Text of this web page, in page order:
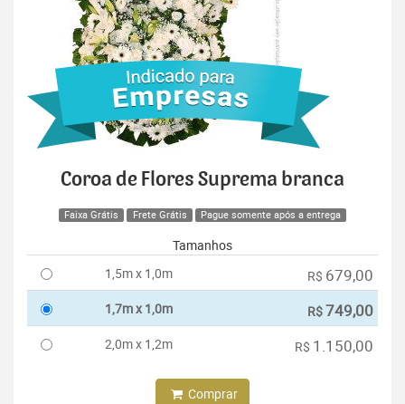
Coroa de Flores Suprema branca
Faixa Grátis Frete Grátis Pague somente após a entrega
Tamanhos
1,5m x 1,0m
R$ 679,00
1,7m x 1,0m R$749,00
2,0m x 1,2m R$ 1.150,00
Comprar